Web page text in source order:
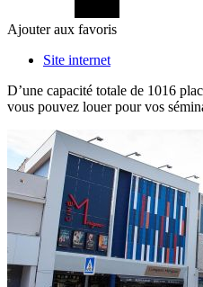
Ajouter aux favoris
Site internet
D’une capacité totale de 1016
vous pouvez louer pour vos